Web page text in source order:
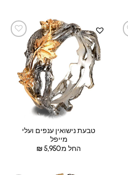
טבעת נישואין ענפים ועלי
מייפל
החל מ:
₪5,950